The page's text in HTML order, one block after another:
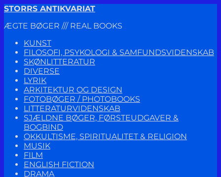
Spring
navigation
Spring
indhold
STORRS ANTIKVARIAT
ÆGTE BØGER /// REAL BOOKS
KUNST
FILOSOFI, PSYKOLOGI & SAMFUNDSVIDENSKAB
SKØNLITTERATUR
DIVERSE
LYRIK
ARKITEKTUR OG DESIGN
FOTOBØGER / PHOTOBOOKS
LITTERATURVIDENSKAB
SJÆLDNE BØGER, FØRSTEUDGAVER &
BOGBIND
OKKULTISME, SPIRITUALITET & RELIGION
MUSIK
FILM
ENGLISH FICTION
DRAMA